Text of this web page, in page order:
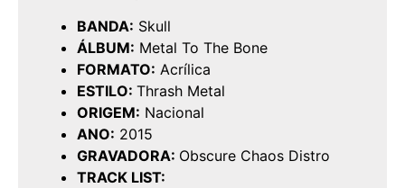
BANDA: Skull
ÁLBUM: Metal To The Bone
FORMATO: Acrílica
ESTILO: Thrash Metal
ORIGEM: Nacional
ANO: 2015
GRAVADORA: Obscure Chaos Distro
TRACK LIST: